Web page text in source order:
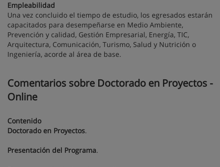
Empleabilidad
Una vez concluido el tiempo de estudio, los egresados estarán
capacitados para desempeñarse en Medio Ambiente,
Prevención y calidad, Gestión Empresarial, Energía, TIC,
Arquitectura, Comunicación, Turismo, Salud y Nutrición o
Ingeniería, acorde al área de base.
Comentarios sobre Doctorado en Proyectos -
Online
Contenido
Doctorado en Proyectos.
Presentación del Programa.